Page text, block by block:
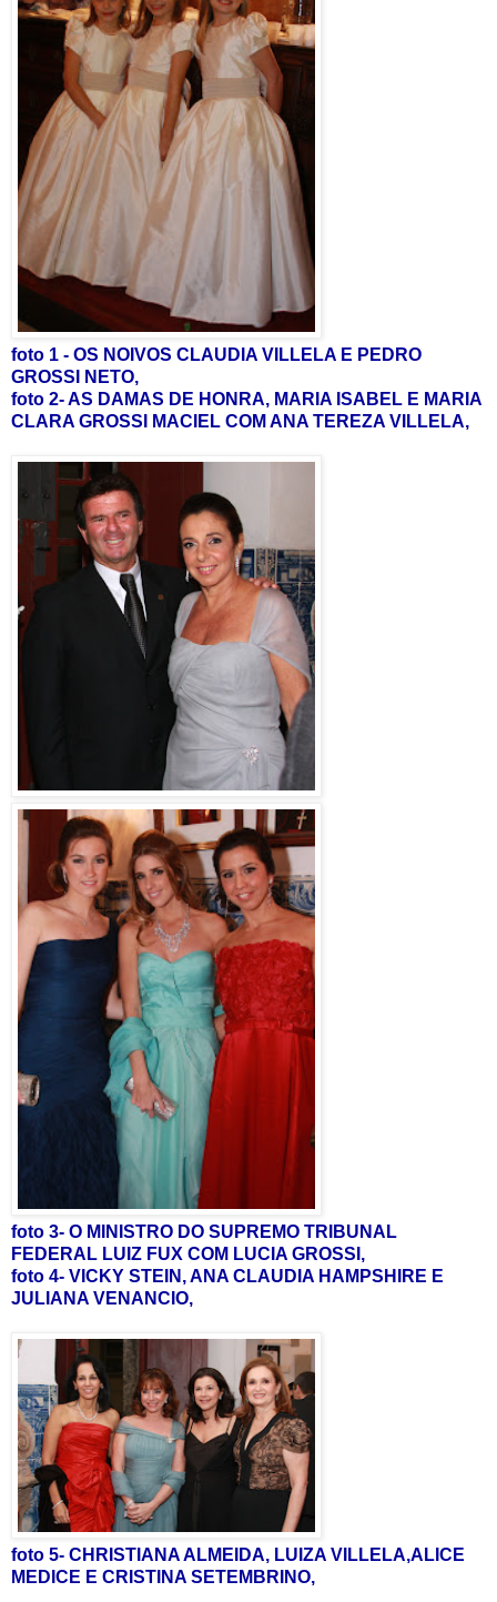
foto 1 - OS NOIVOS CLAUDIA VILLELA E PEDRO
GROSSI NETO,
foto 2- AS DAMAS DE HONRA, MARIA ISABEL E MARIA
CLARA GROSSI MACIEL COM ANA TEREZA VILLELA,
foto 3- O MINISTRO DO SUPREMO TRIBUNAL
FEDERAL LUIZ FUX COM LUCIA GROSSI,
foto 4- VICKY STEIN, ANA CLAUDIA HAMPSHIRE E
JULIANA VENANCIO,
foto 5- CHRISTIANA ALMEIDA, LUIZA VILLELA,ALICE
MEDICE E CRISTINA SETEMBRINO,